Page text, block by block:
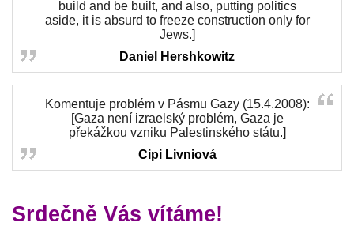
build and be built, and also, putting politics
aside, it is absurd to freeze construction only for
Jews.]
Daniel Hershkowitz
Komentuje problém v Pásmu Gazy (15.4.2008):
[Gaza není izraelský problém, Gaza je
překážkou vzniku Palestinského státu.]
Cipi Livniová
Srdečně Vás vítáme!